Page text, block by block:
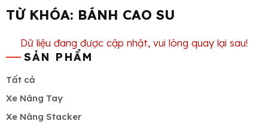
SẢN PHẨM
Tất cả
Xe Nâng Tay
Xe Nâng Stacker
TỪ KHÓA: BÁNH CAO SU
Dữ liệu đang được cập nhật, vui lòng quay lại sau!